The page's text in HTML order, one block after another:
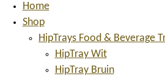
Home
Shop
HipTrays Food & Beverage
HipTray Wit
HipTray Bruin